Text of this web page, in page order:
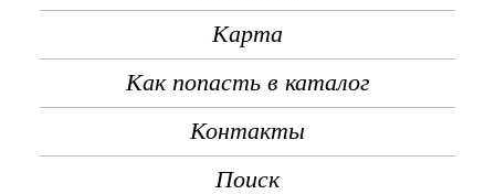
Карта
Как попасть в каталог
Контакты
Поиск